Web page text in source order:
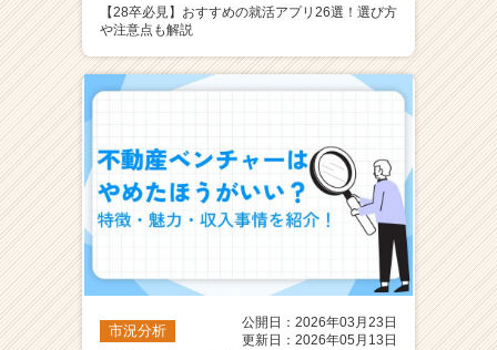
【28卒必見】おすすめの就活アプリ26選！選び方
や注意点も解説
市況分析
公開日：2026年03月23日
更新日：2026年05月13日